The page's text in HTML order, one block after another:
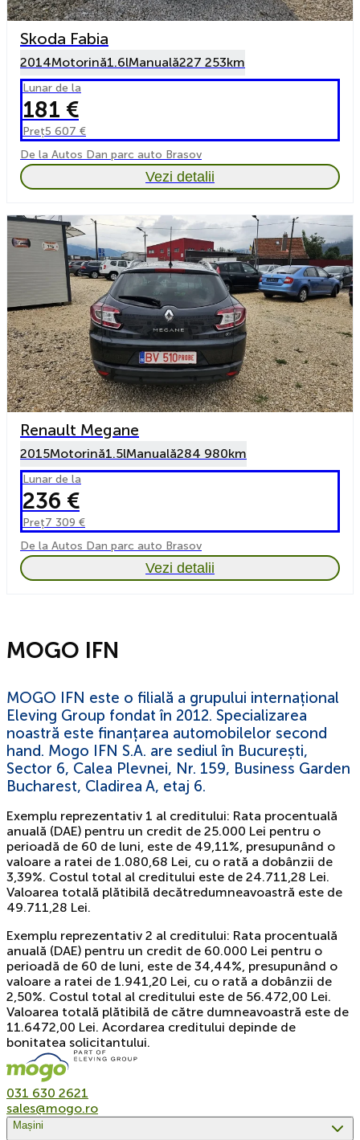
Skoda Fabia
2014Motorină1.6lManuală227 253km
Lunar de la
181 €
Preț5 607 €
De la Autos Dan parc auto Brasov
Vezi detalii
Renault Megane
2015Motorină1.5lManuală284 980km
Lunar de la
236 €
Preț7 309 €
De la Autos Dan parc auto Brasov
Vezi detalii
MOGO IFN
MOGO IFN este o filială a grupului internațional
Eleving Group fondat în 2012. Specializarea
noastră este finanțarea automobilelor second
hand. Mogo IFN S.A. are sediul în București,
Sector 6, Calea Plevnei, Nr. 159, Business Garden
Bucharest, Cladirea A, etaj 6.
Exemplu reprezentativ 1 al creditului: Rata procentuală
anuală (DAE) pentru un credit de 25.000 Lei pentru o
perioadă de 60 de luni, este de 49,11%, presupunând o
valoare a ratei de 1.080,68 Lei, cu o rată a dobânzii de
3,39%. Costul total al creditului este de 24.711,28 Lei.
Valoarea totală plătibilă decătredumneavoastră este de
49.711,28 Lei.
Exemplu reprezentativ 2 al creditului: Rata procentuală
anuală (DAE) pentru un credit de 60.000 Lei pentru o
perioadă de 60 de luni, este de 34,44%, presupunând o
valoare a ratei de 1.941,20 Lei, cu o rată a dobânzii de
2,50%. Costul total al creditului este de 56.472,00 Lei.
Valoarea totală plătibilă de către dumneavoastră este de
11.6472,00 Lei. Acordarea creditului depinde de
bonitatea solicitantului.
031 630 2621
sales@mogo.ro
Mașini